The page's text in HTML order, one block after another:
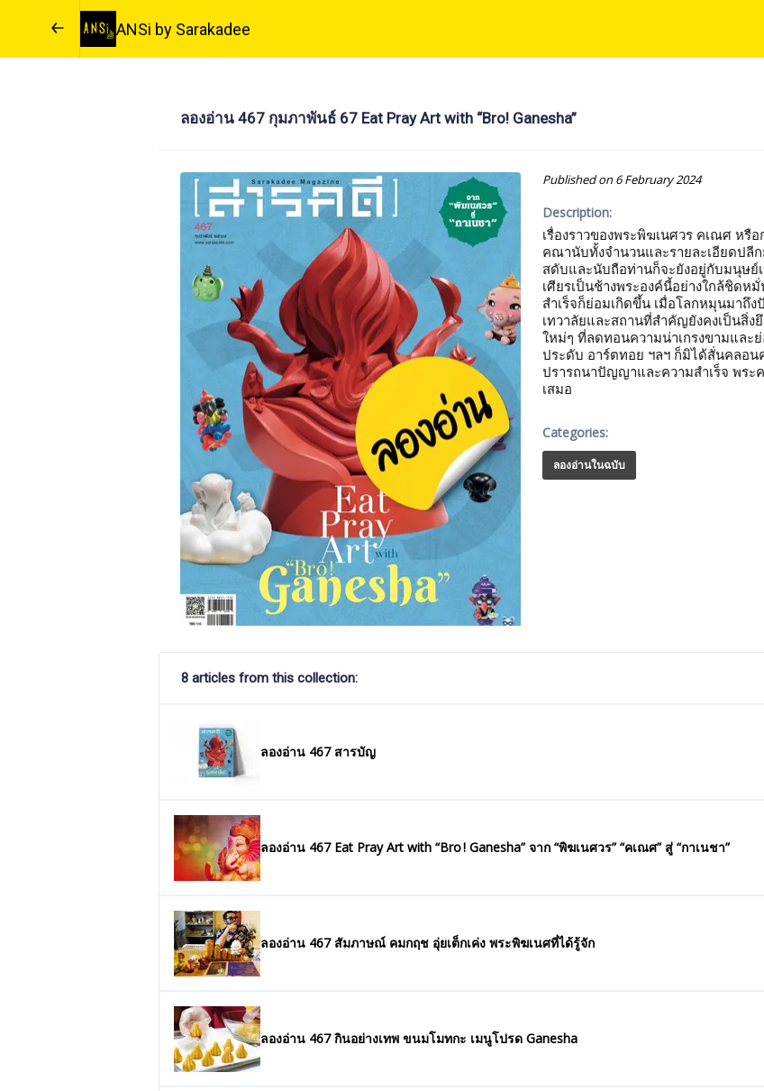
ANSi by Sarakadee
ลองอ่าน 467 กุมภาพันธ์ 67 Eat Pray Art with “Bro! Ganesha”
Published on 6 February 2024
Description:
เรื่องราวของพระพิฆเนศวร คเณศ หรื
คณานับทั้งจำนวนและรายละเอียดปลีกย่อย ทั้งสำนวนใกล้เคียงและขัดแย้ง
สดับและนับถือท่านก็จะยังอยู่กับมนุษย์เหนือกาลเวลา เชื่อกันว่
เศียรเป็นช้างพระองค์นี้อย่างใกล้ชิด
สำเร็จก็ย่อมเกิดขึ้น เมื่อโลกหมุนมาถึงปัจจุบันสมัยรูปเคารพที่ดูจริงจังขรึมขลังตาม
เทวาลัยและสถานที่สำคัญยังคงเป็นสิ่
ใหม่ๆ ที่ลดทอนความน่าเกรงขามและ
ประดับ อาร์ตทอย ฯลฯ ก็มิได้สั่นคลอนความเชื่อ
ปรารถนาปัญญาและความสำเร็จ พระ
เสมอ
Categories:
ลองอ่านในฉบับ
8 articles from this collection:
ลองอ่าน 467 สารบัญ
ลองอ่าน 467 Eat Pray Art with “Bro ! Ganesha” จาก “พิฆเนศวร” “คเณศ” สู่ “กาเนชา”
ลองอ่าน 467 สัมภาษณ์ คมกฤช อุ่ยเต็กเค่ง พระพิฆเนศที่ได้รู้จัก
ลองอ่าน 467 กินอย่างเทพ ขนมโมทกะ เมนูโปรด Ganesha